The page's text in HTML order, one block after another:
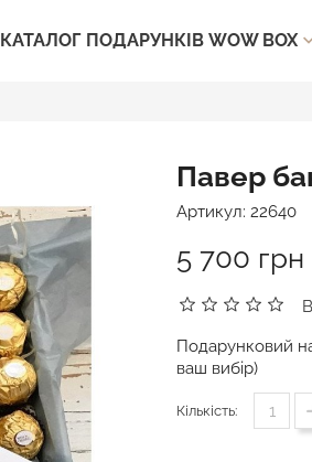
КАТАЛОГ ПОДАРУНКІВ WOW BOX
Павер
Артикул: 22640
5 700 грн
Подарунковий
ваш вибір)
Кількість: